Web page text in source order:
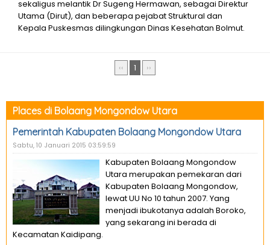
sekaligus melantik Dr Sugeng Hermawan, sebagai Direktur
Utama (Dirut), dan beberapa pejabat Struktural dan
Kepala Puskesmas dilingkungan Dinas Kesehatan Bolmut.
‹‹ 1 ››
Places di Bolaang Mongondow Utara
Pemerintah Kabupaten Bolaang Mongondow Utara
Sabtu, 10 Januari 2015 03:59:59
Kabupaten Bolaang Mongondow
Utara merupakan pemekaran dari
Kabupaten Bolaang Mongondow,
lewat UU No 10 tahun 2007. Yang
menjadi ibukotanya adalah Boroko,
yang sekarang ini berada di
Kecamatan Kaidipang.